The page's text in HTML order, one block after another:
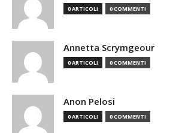
0 ARTICOLI 0 COMMENTI
Annetta Scrymgeour
0 ARTICOLI 0 COMMENTI
Anon Pelosi
0 ARTICOLI 0 COMMENTI